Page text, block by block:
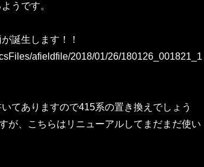
うです。
誕生します！！
afieldfile/2018/01/26/180126_001821_1
てありますので415系の置き換えでしょう
が、こちらはリニューアルしてまだまだ使い